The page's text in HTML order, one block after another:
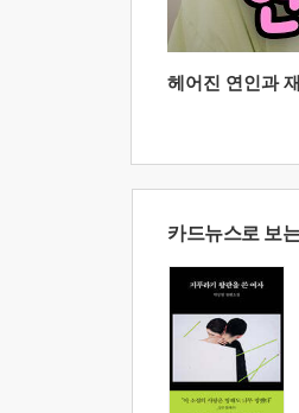
헤어진 연인과
카드뉴스로 보